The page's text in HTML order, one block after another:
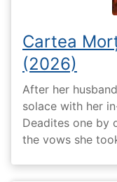
Cartea
(2026)
After her
solace with her
Deadites one by
the vows she